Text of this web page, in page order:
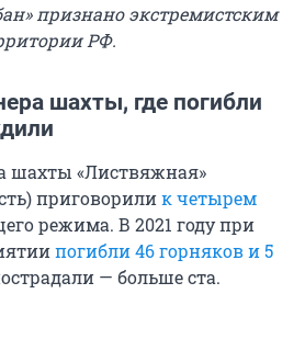
признано экстремистским
РФ.
шахты, где погибли
шахты «Листвяжная»
приговорилик четырем
режима. В 2021 году при
погибли 46 горняков и 5
— больше ста.